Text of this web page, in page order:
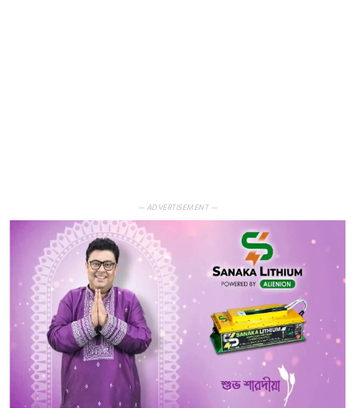
— ADVERTISEMENT —